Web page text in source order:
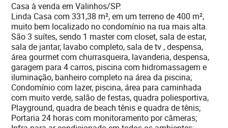
Casa à venda em Valinhos/SP.
Linda Casa com 331,38 m², em um terreno de 400 m²,
muito bem localizado no condomínio na rua mais alta.
São 3 suítes, sendo 1 master com closet, sala de estar,
sala de jantar, lavabo completo, sala de tv , despensa,
área gourmet com churrasqueira, lavanderia, despensa,
garagem para 4 carros, piscina com hidromassagem e
iluminação, banheiro completo na área da piscina;
Condomínio com lazer, piscina, área para caminhada
com muito verde, salão de festas, quadra poliesportiva,
Playground, quadra de beach tênis e quadra de tênis;
Portaria 24 horas com monitoramento por câmeras;